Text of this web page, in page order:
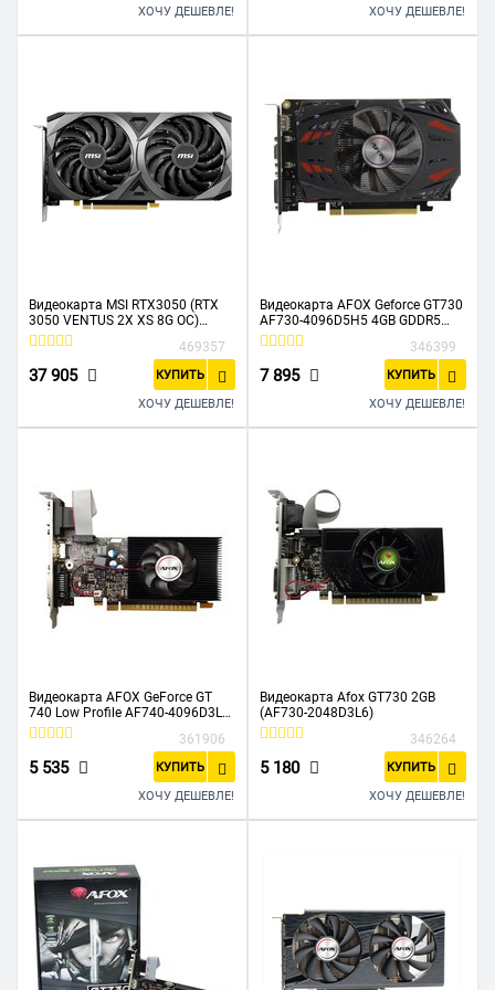
ХОЧУ ДЕШЕВЛЕ! ХОЧУ ДЕШЕВЛЕ!
Видеокарта MSI RTX3050 (RTX
3050 VENTUS 2X XS 8G OC)
PCIE16 8GB GDDR6
469357
37 905 КУПИТЬ
ХОЧУ ДЕШЕВЛЕ!
Видеокарта AFOX Geforce GT730
AF730-4096D5H5 4GB GDDR5
128Bit DVI HDMI VGA ATX Single
346399
7 895 КУПИТЬ
ХОЧУ ДЕШЕВЛЕ!
Видеокарта AFOX GeForce GT
740 Low Profile AF740-4096D3L3
4GB 128Bit DVI HDMI VGA, Single
361906
5 535 КУПИТЬ
ХОЧУ ДЕШЕВЛЕ!
Видеокарта Afox GT730 2GB
(AF730-2048D3L6)
346264
5 180 КУПИТЬ
ХОЧУ ДЕШЕВЛЕ!